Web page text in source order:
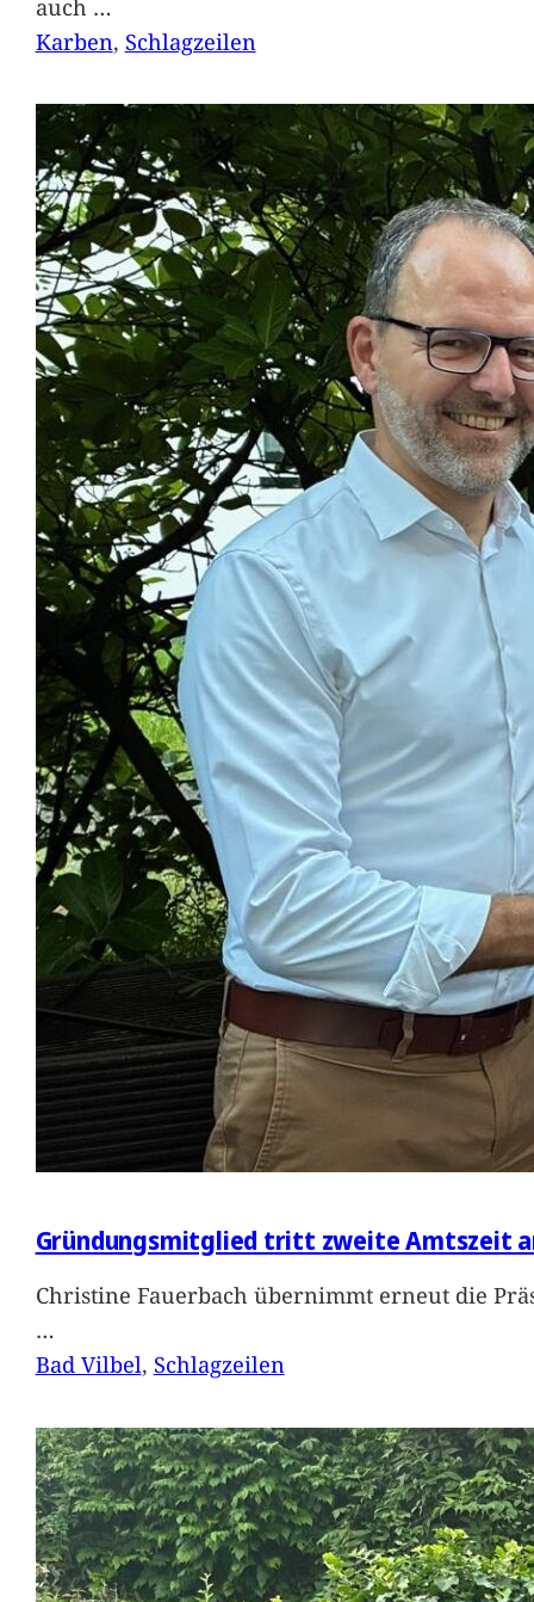
auch …
Karben, Schlagzeilen
Gründungsmitglied tritt zweite Amtszeit
Christine Fauerbach übernimmt erneut die
…
Bad Vilbel, Schlagzeilen